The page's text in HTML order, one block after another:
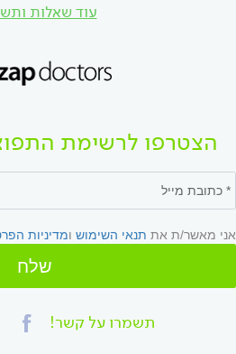
עוד שאלות
הצטרפו לרשימת
אני מאשר/ת את תנאי השימוש ומדיניות
שלח
תשמרו על קשר!